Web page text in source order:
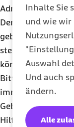
Inhalte Sie
und wie wir
Auswahl
Und auch
ändern.
Alle
Der
gebrauchsfähiges
stellen mit dem
können.
Bitte behandeln
immer mit